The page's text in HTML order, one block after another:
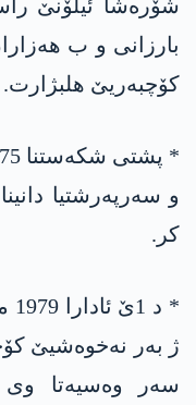
شۆرەشا ئیلۆنێ
بارزانی و ب
کۆچبەریێ ھلبژارت.
و سەرپەرشتیا
کر.
سەر وەسیەتا وی